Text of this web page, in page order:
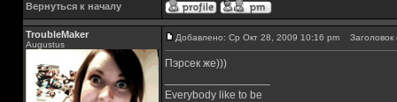
Вернуться к началу
TroubleMaker
Augustus
Добавлено: Ср Окт 28, 2009 10:16 pm Заголовок
Пэрсек же)))
Everybody like to be